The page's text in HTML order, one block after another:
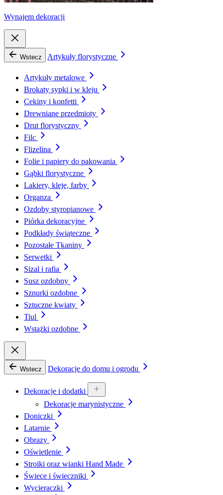
Wynajem dekoracji
Wstecz Artykuły florystyczne
Artykuły metalowe
Brokaty sypki i w kleju
Cekiny i konfetti
Drewniane przedmioty
Drut florystyczny
Filc
Flizelina
Folie i papiery do pakowania
Gąbki florystyczne
Lakiery, kleje, farby
Organza
Ozdoby styropianowe
Piórka dekoracyjne
Podkłady świąteczne
Pozostałe Tkaniny
Serwetki
Sizal i rafia
Susz ozdobny
Sznurki ozdobne
Sztuczne kwiaty
Tiul
Wstążki ozdobne
Wstecz Dekoracje do domu i ogrodu
Dekoracje i dodatki
Dekoracje marynistyczne
Doniczki
Latarnie
Obrazy
Oświetlenie
Stroiki oraz wianki Hand Made
Świece i świeczniki
Wycieraczki